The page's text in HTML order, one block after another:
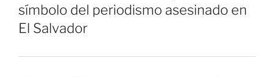
símbolo del periodismo asesinado en
El Salvador